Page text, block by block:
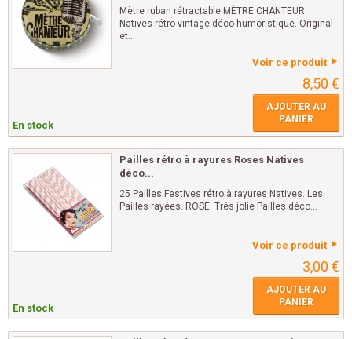
Mètre ruban rétractable MÈTRE CHANTEUR
Natives rétro vintage déco humoristique. Original
et...
Voir ce produit
8,50 €
En stock
AJOUTER AU
PANIER
Pailles rétro à rayures Roses Natives
déco...
25 Pailles Festives rétro à rayures Natives. Les
Pailles rayées. ROSE Trés jolie Pailles déco...
Voir ce produit
3,00 €
En stock
AJOUTER AU
PANIER